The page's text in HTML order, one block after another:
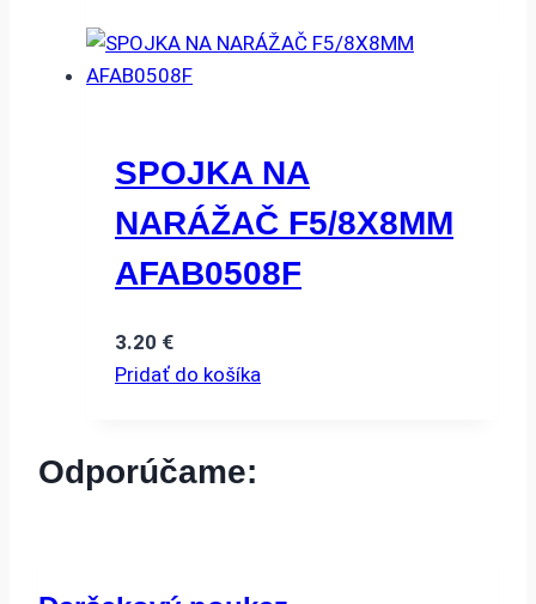
SPOJKA NA
NARÁŽAČ F5/8X8MM
AFAB0508F
3.20 €
Pridať do košíka
Odporúčame: